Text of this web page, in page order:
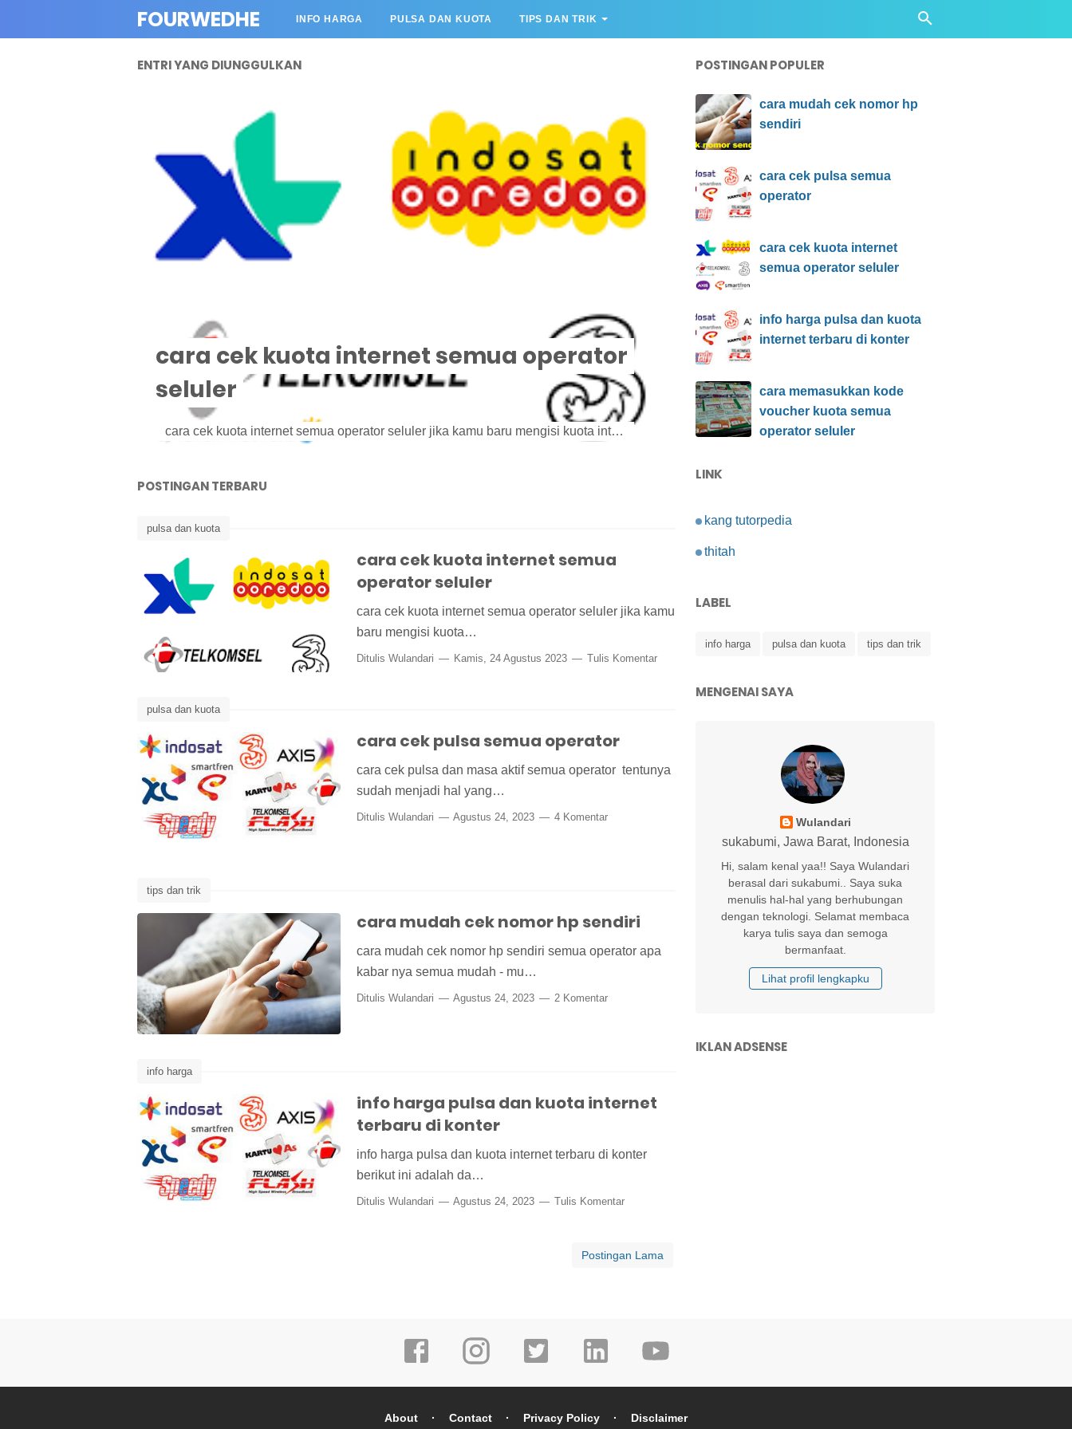
FOURWEDHE INFO HARGA PULSA DAN KUOTA TIPS DAN TRIK
ENTRI YANG DIUNGGULKAN
cara cek kuota internet semua operator
seluler
cara cek kuota internet semua operator seluler jika kamu baru mengisi kuota internet dan sedang mencari informasi tentang cara cek kuot...
POSTINGAN TERBARU
pulsa dan kuota
cara cek kuota internet semua
operator seluler
cara cek kuota internet semua operator seluler jika kamu
baru mengisi kuota…
Ditulis Wulandari Kamis, 24 Agustus 2023 Tulis Komentar
pulsa dan kuota
cara cek pulsa semua operator
cara cek pulsa dan masa aktif semua operator tentunya
sudah menjadi hal yang…
Ditulis Wulandari Agustus 24, 2023 4 Komentar
tips dan trik
cara mudah cek nomor hp sendiri
cara mudah cek nomor hp sendiri semua operator apa
kabar nya semua mudah - mu…
Ditulis Wulandari Agustus 24, 2023 2 Komentar
info harga
info harga pulsa dan kuota internet
terbaru di konter
info harga pulsa dan kuota internet terbaru di konter
berikut ini adalah da…
Ditulis Wulandari Agustus 24, 2023 Tulis Komentar
Postingan Lama
POSTINGAN POPULER
cara mudah cek nomor hp
sendiri
cara cek pulsa semua
operator
cara cek kuota internet
semua operator seluler
info harga pulsa dan kuota
internet terbaru di konter
cara memasukkan kode
voucher kuota semua
operator seluler
LINK
kang tutorpedia
thitah
LABEL
info harga pulsa dan kuota tips dan trik
MENGENAI SAYA
Wulandari
sukabumi, Jawa Barat, Indonesia
Hi, salam kenal yaa!! Saya Wulandari
berasal dari sukabumi.. Saya suka
menulis hal-hal yang berhubungan
dengan teknologi. Selamat membaca
karya tulis saya dan semoga
bermanfaat.
Lihat profil lengkapku
IKLAN ADSENSE
About Contact Privacy Policy Disclaimer